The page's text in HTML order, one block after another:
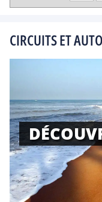
CIRCUITS ET